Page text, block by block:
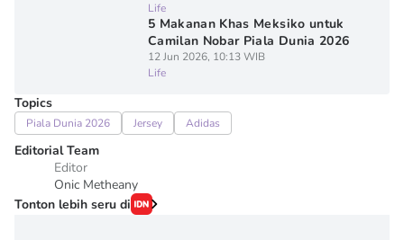
Life
5 Makanan Khas Meksiko untuk
Camilan Nobar Piala Dunia 2026
12 Jun 2026, 10:13 WIB
Life
Topics
Piala Dunia 2026 Jersey Adidas
Editorial Team
Editor
Onic Metheany
Tonton lebih seru di